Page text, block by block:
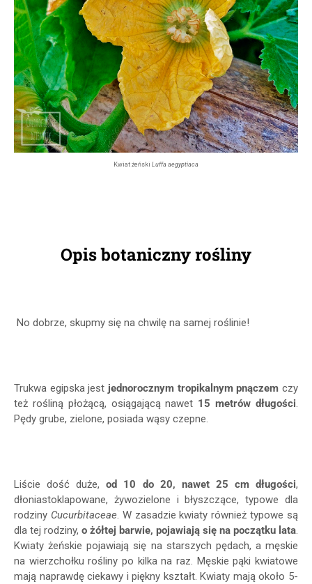
Kwiat żeński Luffa aegyptiaca
Opis botaniczny rośliny
No dobrze, skupmy się na chwilę na samej roślinie!
Trukwa egipska jest jednorocznym tropikalnym pnączem czy
też rośliną płożącą, osiągającą nawet 15 metrów długości.
Pędy grube, zielone, posiada wąsy czepne.
Liście dość duże,od 10 do 20, nawet 25 cm długości,
dłoniastoklapowane, żywozielone i błyszczące, typowe dla
rodziny Cucurbitaceae. W zasadzie kwiaty również typowe są
dla tej rodziny, o żółtej barwie, pojawiają się na początku lata.
Kwiaty żeńskie pojawiają się na starszych pędach, a męskie
na wierzchołku rośliny po kilka na raz. Męskie pąki kwiatowe
mają naprawdę ciekawy i piękny kształt. Kwiaty mają około 5-